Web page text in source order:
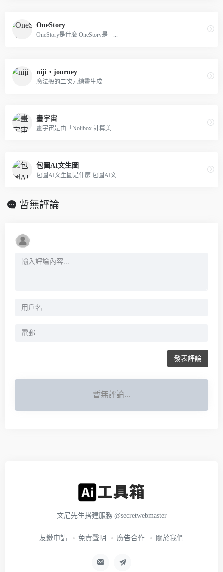
OneStory
OneStory是什麼 OneStory是一...
niji・journey
魔法般的二次元繪畫生成
畫宇宙
畫宇宙是由「Nolibox 計算美...
包圖AI文生圖
包圖AI文生圖是什麼 包圖AI文...
暫無評論
發表評論
暫無評論...
文尼先生搭建服務 @secretwebmaster
友鏈申請 免責聲明 廣告合作 關於我們